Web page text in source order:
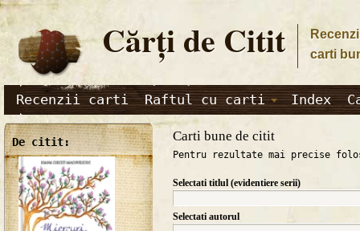
Cărţi de Citit
carti
Recenzii carti Raftul cu carti Index
De citit: Carti bune de citit
Pentru rezultate mai precise
Selectati titlul (evidentiere serii)
Selectati autorul